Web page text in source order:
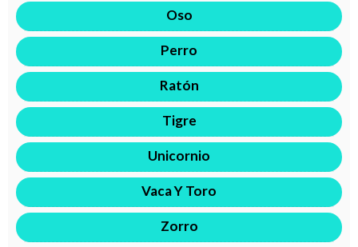
Oso
Perro
Ratón
Tigre
Unicornio
Vaca Y Toro
Zorro